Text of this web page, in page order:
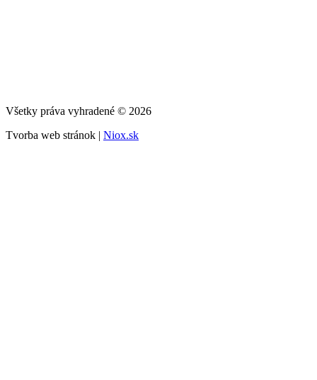
Všetky práva vyhradené © 2026
Tvorba web stránok | Niox.sk